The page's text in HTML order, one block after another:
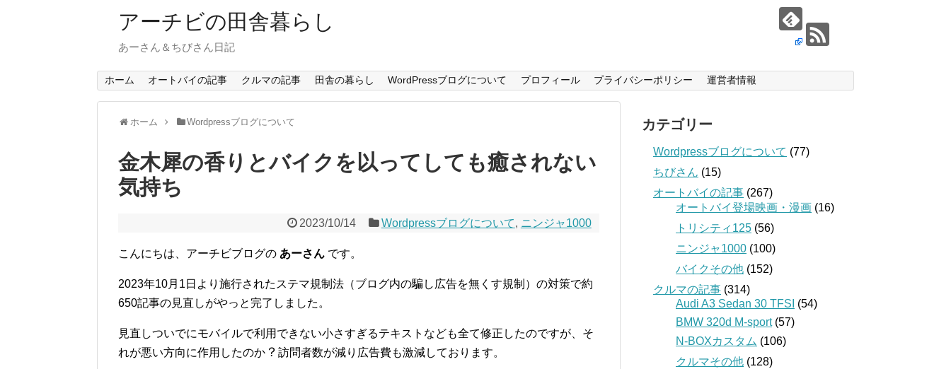
アーチビの田舎暮らし
あーさん＆ちびさん日記
ホーム オートバイの記事 クルマの記事 田舎の暮らし WordPressブログについて プロフィール プライバシーポリシー 運営者情報
ホーム Wordpressブログについて
金木犀の香りとバイクを以ってしても癒されない
気持ち
2023/10/14 Wordpressブログについて, ニンジャ1000
こんにちは、アーチビブログの あーさん です。
2023年10月1日より施行されたステマ規制法（ブログ内の騙し広告を無くす規制）の対策で約
650記事の見直しがやっと完了しました。
見直しついでにモバイルで利用できない小さすぎるテキストなども全て修正したのですが、そ
れが悪い方向に作用したのか ？ 訪問者数が減り広告費も激減しております。
カテゴリー
Wordpressブログについて (77)
ちびさん (15)
オートバイの記事 (267)
オートバイ登場映画・漫画 (16)
トリシティ125 (56)
ニンジャ1000 (100)
バイクその他 (152)
クルマの記事 (314)
Audi A3 Sedan 30 TFSI (54)
BMW 320d M-sport(57)
N-BOXカスタム (106)
クルマその他 (128)